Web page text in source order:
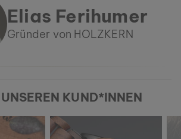
Elias Ferihumer
Gründer von HOLZKERN
KUND*INNEN